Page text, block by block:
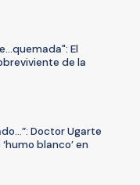
El
de la
Doctor Ugarte
blanco’ en